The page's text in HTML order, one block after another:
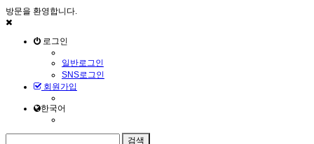
방문을 환영합니다.
로그인
일반로그인
SNS로그인
회원가입
한국어